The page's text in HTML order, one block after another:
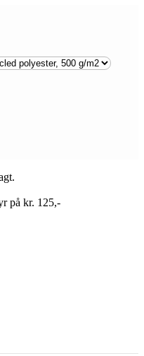
på kr. 125,-